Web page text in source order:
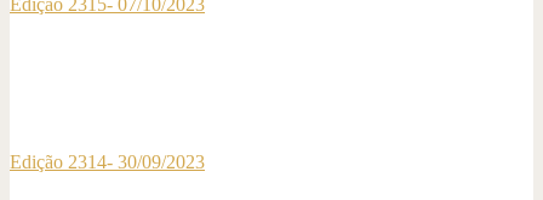
Edição 2314- 30/09/2023